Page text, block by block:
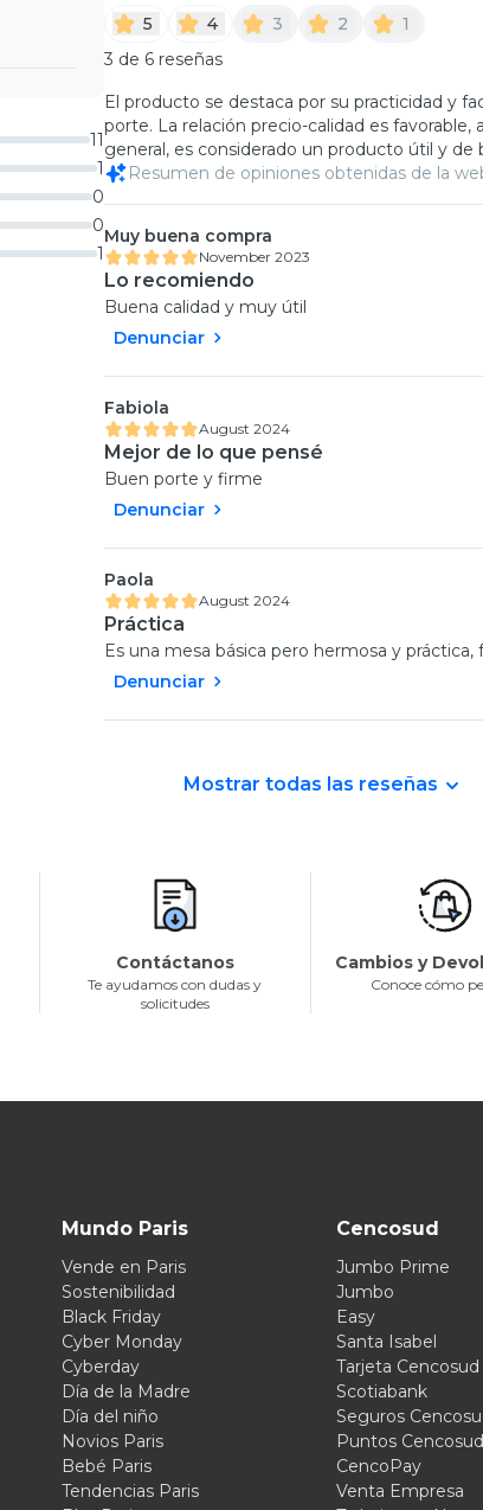
11
1
0
0
1
5 4 3 2
1
3 de 6 reseñas
El producto se destaca por su practicidad y
porte. La relación precio-calidad es
general, es considerado un producto útil y de
Resumen de opiniones obtenidas de la
Muy buena compra
November 2023
Lo recomiendo
Buena calidad y muy útil
Denunciar
Fabiola
August 2024
Mejor de lo que pensé
Buen porte y firme
Denunciar
Paola
August 2024
Práctica
Es una mesa básica pero hermosa y
Denunciar
Mostrar todas las reseñas
Contáctanos
Te ayudamos con dudas y
solicitudes
Cambios y
Conoce cómo
Mundo Paris
Vende en Paris
Sostenibilidad
Black Friday
Cyber Monday
Cyberday
Día de la Madre
Día del niño
Novios Paris
Bebé Paris
Tendencias Paris
Cencosud
Jumbo Prime
Jumbo
Easy
Santa Isabel
Tarjeta Cencosud
Scotiabank
Seguros
Puntos Cencosud
CencoPay
Venta Empresa